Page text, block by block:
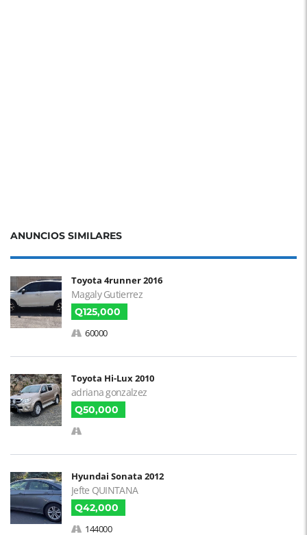
ANUNCIOS SIMILARES
Toyota 4runner 2016
Magaly Gutierrez
Q125,000
60000
Toyota Hi-Lux 2010
adriana gonzalzez
Q50,000
Hyundai Sonata 2012
Jefte QUINTANA
Q42,000
144000